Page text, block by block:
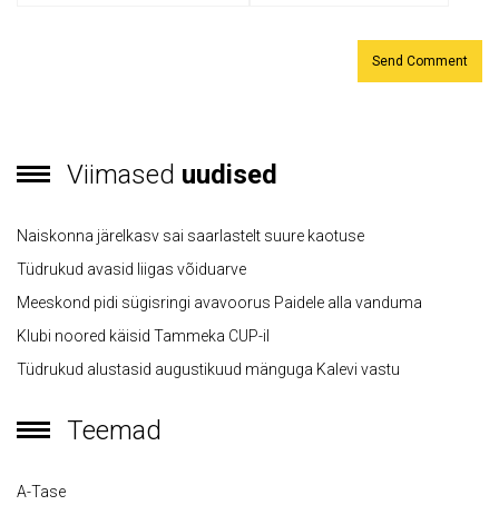
Viimased uudised
Naiskonna järelkasv sai saarlastelt suure kaotuse
Tüdrukud avasid liigas võiduarve
Meeskond pidi sügisringi avavoorus Paidele alla vanduma
Klubi noored käisid Tammeka CUP-il
Tüdrukud alustasid augustikuud mänguga Kalevi vastu
Teemad
A-Tase